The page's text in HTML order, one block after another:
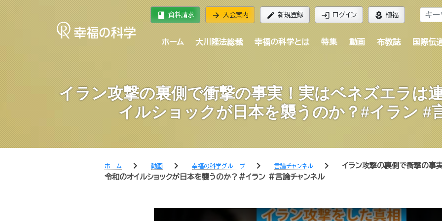
book 資料請求 arrow_forward 入会案内 edit 新規登録 login ログイン local_florist 植福
ホーム 大川隆法総裁 幸福の科学とは 特集 動画 布教誌 国際伝
イラン攻撃の裏側で衝撃の事実！実はベネズエラは
イルショックが日本を襲うのか？#イラン #
ホーム chevron_right 動画 chevron_right 幸福の科学グループ chevron_right 言論チャンネル chevron_right
イラン攻撃の裏側で衝撃の事
令和のオイルショックが日本を襲うのか？#イラン #言論チャンネル